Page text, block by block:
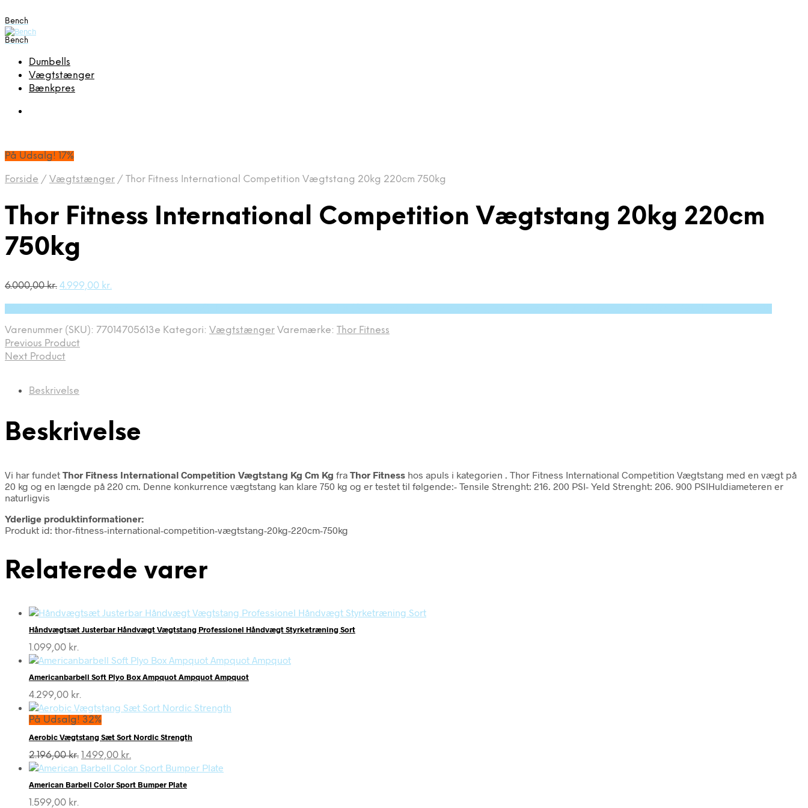
Bench
Bench
Dumbells
Vægtstænger
Bænkpres
På Udsalg! 17%
Forside / Vægtstænger / Thor Fitness International Competition Vægtstang 20kg 220cm 750kg
Thor Fitness International Competition Vægtstang 20kg 220cm
750kg
6.000,00kr. Den
6.000,00 kr..
4.999,00 kr.
4.999,00 kr..
Varenummer (SKU): 77014705613e Kategori: Vægtstænger Varemærke: Thor Fitness
Previous Product
Next Product
Beskrivelse
Beskrivelse
Vi har fundet Thor Fitness International Competition Vægtstang Kg Cm Kg fra Thor Fitness hos apuls i kategorien
. Thor Fitness International Competition Vægtstang med en vægt på
20 kg og en længde på 220 cm. Denne konkurrence vægtstang kan klare 750 kg og er testet til følgende:- Tensile Strenght: 216. 200 PSI- Yeld Strenght: 206. 900 PSIHuldiameteren er
naturligvis
Yderlige produktinformationer:
Produkt id: thor-fitness-international-competition-vægtstang-20kg-220cm-750kg
Relaterede varer
Håndvægtsæt Justerbar Håndvægt Vægtstang Professionel Håndvægt Styrketræning Sort
1.099,00 kr.
Americanbarbell Soft Plyo Box Ampquot Ampquot Ampquot
4.299,00 kr.
På Udsalg! 32%
Aerobic Vægtstang Sæt Sort Nordic Strength
2.196,00kr. Den
oprindelige
var:
1.499,00 kr.
aktuelle
er:
American Barbell Color Sport Bumper Plate
1.599,00 kr.